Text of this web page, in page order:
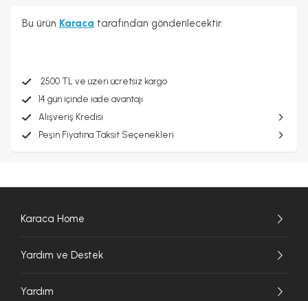
Bu ürün Karaca tarafından gönderilecektir.
2500 TL ve üzeri ücretsiz kargo
14 gün içinde iade avantajı
Alışveriş Kredisi
Peşin Fiyatına Taksit Seçenekleri
Karaca Home
Yardım ve Destek
Yardım